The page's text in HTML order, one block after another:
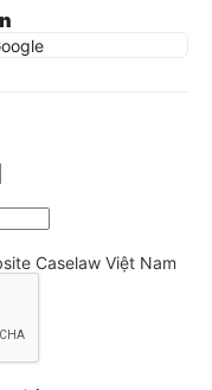
Caselaw Việt Nam